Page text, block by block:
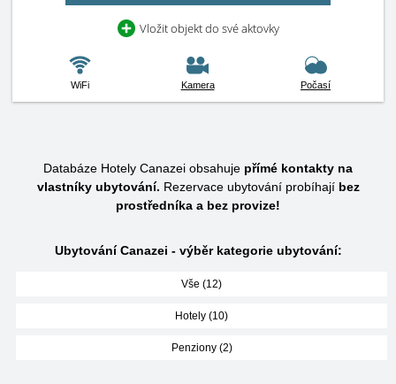
Vložit objekt do své aktovky
WiFi Kamera Počasí
Databáze Hotely Canazei obsahuje přímé kontakty na
vlastníky ubytování. Rezervace ubytování probíhají bez
prostředníka a bez provize!
Ubytování Canazei - výběr kategorie ubytování:
Vše (12)
Hotely (10)
Penziony (2)